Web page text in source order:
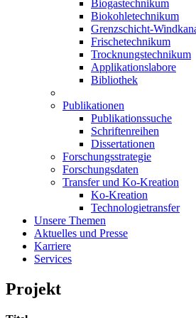
Biogastechnikum
Biokohletechnikum
Grenzschicht-
Frischetechnikum
Trocknungstechnikum
Applikationslabore
Bibliothek
Publikationen
Publikationssuche
Schriftenreihen
Dissertationen
Forschungsstrategie
Forschungsdaten
Transfer und Ko-Kreation
Ko-Kreation
Technologietransfer
Unsere Themen
Aktuelles und Presse
Karriere
Services
Projekt